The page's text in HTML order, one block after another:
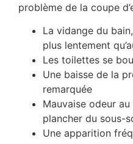
problème de la coupe
La vidange du
plus lentement
Les toilettes se
Une baisse de la
remarquée
Mauvaise odeur
plancher du sous-
Une apparition